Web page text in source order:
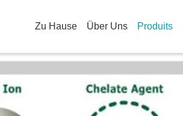
Zu Hause Über Uns Produits